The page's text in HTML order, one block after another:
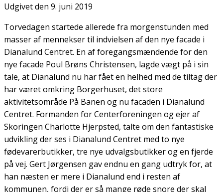
Udgivet den 9. juni 2019
Torvedagen startede allerede fra morgenstunden med
masser af mennekser til indvielsen af den nye facade i
Dianalund Centret. En af foregangsmændende for den
nye facade Poul Brøns Christensen, lagde vægt på i sin
tale, at Dianalund nu har fået en helhed med de tiltag der
har været omkring Borgerhuset, det store
aktivitetsområde På Banen og nu facaden i Dianalund
Centret. Formanden for Centerforeningen og ejer af
Skoringen Charlotte Hjerpsted, talte om den fantastiske
udvikling der ses i Dianalund Centret med to nye
fødevarerbutikker, tre nye udvalgsbutikker og en fjerde
på vej. Gert Jørgensen gav endnu en gang udtryk for, at
han næsten er mere i Dianalund end i resten af
kommunen, fordi der er så mange røde snore der skal